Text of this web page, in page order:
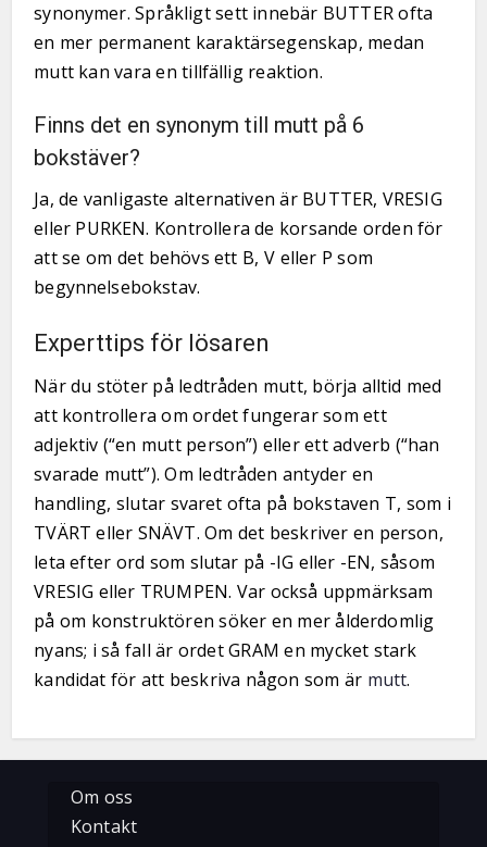
synonymer. Språkligt sett innebär BUTTER ofta
en mer permanent karaktärsegenskap, medan
mutt kan vara en tillfällig reaktion.
Finns det en synonym till mutt på 6
bokstäver?
Ja, de vanligaste alternativen är BUTTER, VRESIG
eller PURKEN. Kontrollera de korsande orden för
att se om det behövs ett B, V eller P som
begynnelsebokstav.
Experttips för lösaren
När du stöter på ledtråden mutt, börja alltid med
att kontrollera om ordet fungerar som ett
adjektiv (“en mutt person”) eller ett adverb (“han
svarade mutt”). Om ledtråden antyder en
handling, slutar svaret ofta på bokstaven T, som i
TVÄRT eller SNÄVT. Om det beskriver en person,
leta efter ord som slutar på -IG eller -EN, såsom
VRESIG eller TRUMPEN. Var också uppmärksam
på om konstruktören söker en mer ålderdomlig
nyans; i så fall är ordet GRAM en mycket stark
kandidat för att beskriva någon som är mutt.
Om oss
Kontakt